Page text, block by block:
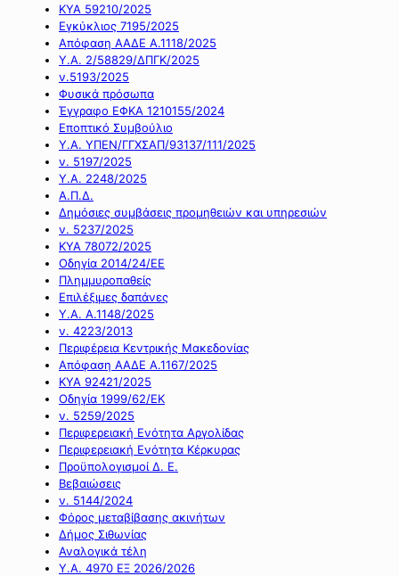
ΚΥΑ 59210/2025
Εγκύκλιος 7195/2025
Απόφαση ΑΑΔΕ Α.1118/2025
Υ.Α. 2/58829/ΔΠΓΚ/2025
ν.5193/2025
Φυσικά πρόσωπα
Έγγραφο ΕΦΚΑ 1210155/2024
Εποπτικό Συμβούλιο
Υ.Α. ΥΠΕΝ/ΓΓΧΣΑΠ/93137/111/2025
ν. 5197/2025
Υ.Α. 2248/2025
Α.Π.Δ.
Δημόσιες συμβάσεις προμηθειών και υπηρεσιών
ν. 5237/2025
ΚΥΑ 78072/2025
Οδηγία 2014/24/ΕΕ
Πλημμυροπαθείς
Επιλέξιμες δαπάνες
Υ.Α. Α.1148/2025
ν. 4223/2013
Περιφέρεια Κεντρικής Μακεδονίας
Απόφαση ΑΑΔΕ Α.1167/2025
ΚΥΑ 92421/2025
Οδηγία 1999/62/ΕΚ
ν. 5259/2025
Περιφερειακή Ενότητα Αργολίδας
Περιφερειακή Ενότητα Κέρκυρας
Προϋπολογισμοί Δ. Ε.
Βεβαιώσεις
ν. 5144/2024
Φόρος μεταβίβασης ακινήτων
Δήμος Σιθωνίας
Αναλογικά τέλη
Υ.Α. 4970 ΕΞ 2026/2026